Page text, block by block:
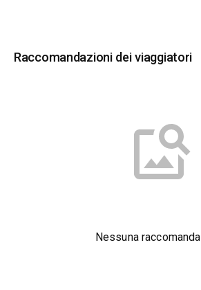
Raccomandazioni dei viaggiatori
Nessuna